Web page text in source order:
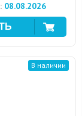
08.08.2026
В наличии